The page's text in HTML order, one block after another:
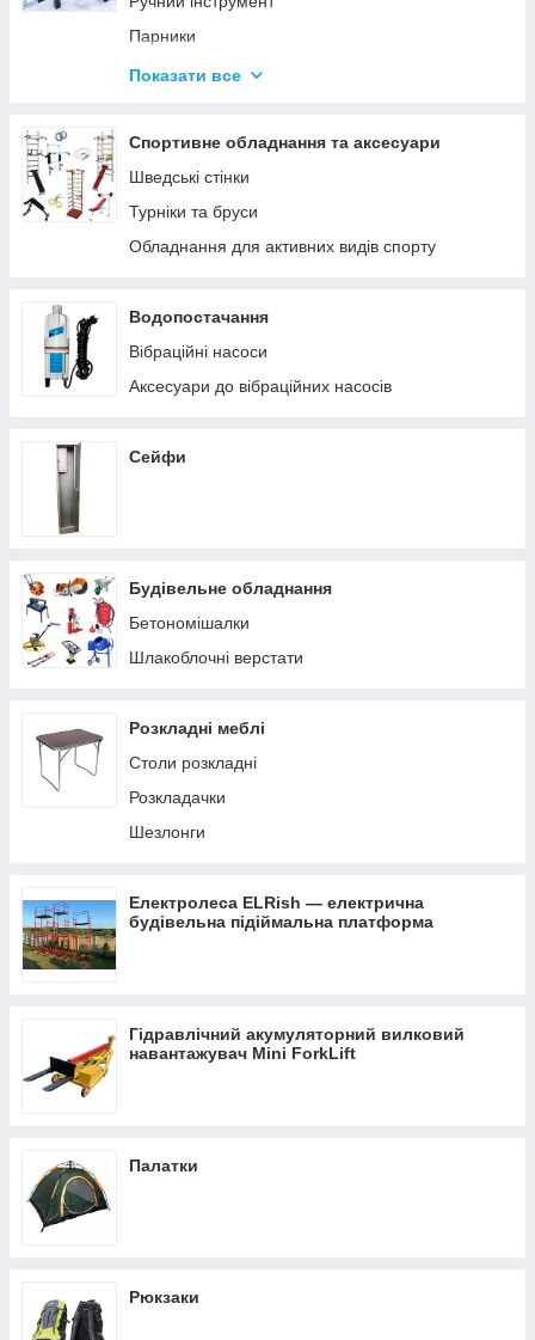
Парники
Термоси
Показати все
Спортивне обладнання та аксесуари
Шведські стінки
Турніки та бруси
Обладнання для активних видів спорту
Водопостачання
Вібраційні насоси
Аксесуари до вібраційних насосів
Сейфи
Будівельне обладнання
Бетономішалки
Шлакоблочні верстати
Розкладні меблі
Столи розкладні
Розкладачки
Шезлонги
Електролеса ELRish — електрична
будівельна підіймальна платформа
Гідравлічний акумуляторний вилковий
навантажувач Mini ForkLift
Палатки
Рюкзаки